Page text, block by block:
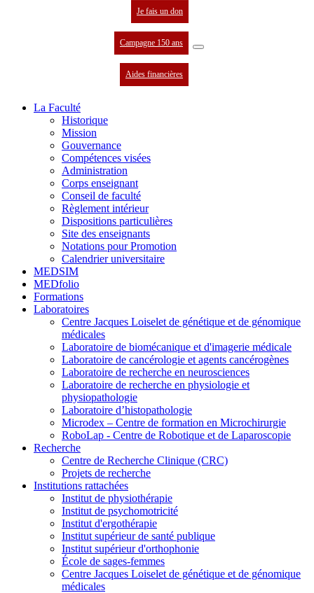
Je fais un don
Campagne 150 ans
Aides financières
La Faculté
Historique
Mission
Gouvernance
Compétences visées
Administration
Corps enseignant
Conseil de faculté
Règlement intérieur
Dispositions particulières
Site des enseignants
Notations pour Promotion
Calendrier universitaire
MEDSIM
MEDfolio
Formations
Laboratoires
Centre Jacques Loiselet de génétique et de génomique
médicales
Laboratoire de biomécanique et d'imagerie médicale
Laboratoire de cancérologie et agents cancérogènes
Laboratoire de recherche en neurosciences
Laboratoire de recherche en physiologie et
physiopathologie
Laboratoire d’histopathologie
Microdex – Centre de formation en Microchirurgie
RoboLap - Centre de Robotique et de Laparoscopie
Recherche
Centre de Recherche Clinique (CRC)
Projets de recherche
Institutions rattachées
Institut de physiothérapie
Institut de psychomotricité
Institut d'ergothérapie
Institut supérieur de santé publique
Institut supérieur d'orthophonie
École de sages-femmes
Centre Jacques Loiselet de génétique et de génomique
médicales